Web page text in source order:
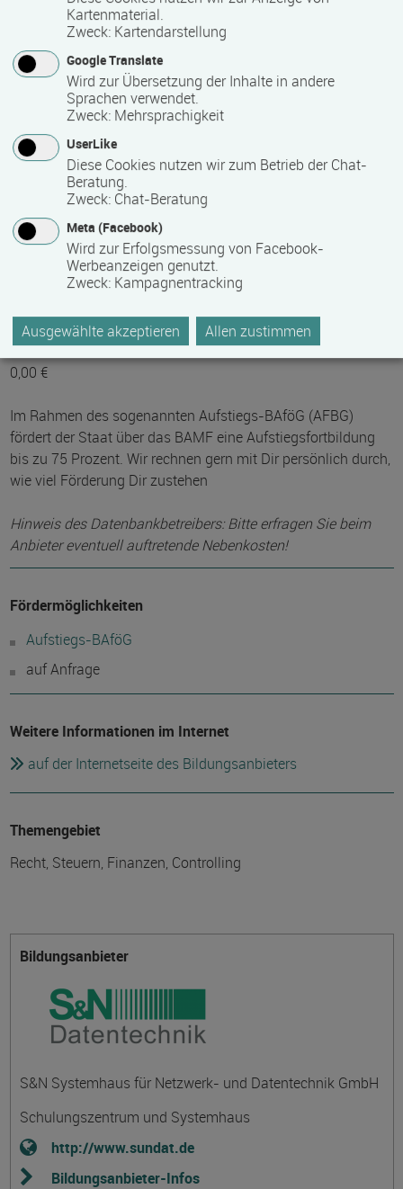
Bemerkungen zum Termin
Termin auf Anfrage
Mindest­teilnehmer­anzahl
Maximale Teilnehmerzahl
Teilnahmegebühr
0,00 €
Im Rahmen des sogenannten Aufstiegs-BAföG (AFBG)
fördert der Staat über das BAMF eine Aufstiegsfortbildung
bis zu 75 Prozent. Wir rechnen gern mit Dir persönlich durch,
wie viel Förderung Dir zustehen
Hinweis des Datenbankbetreibers: Bitte erfragen Sie beim
Anbieter eventuell auftretende Nebenkosten!
Fördermöglichkeiten
Aufstiegs-BAföG
auf Anfrage
Weitere Informationen im Internet
auf der Internetseite des Bildungsanbieters
Themengebiet
Recht, Steuern, Finanzen, Controlling
Bildungsanbieter
S&N Systemhaus für Netzwerk- und Datentechnik GmbH
Schulungszentrum und Systemhaus
http://www.sundat.de
Bildungsanbieter-Infos
Kartenmaterial.
Zweck: Kartendarstellung
Google Translate
Wird zur Übersetzung der Inhalte in andere
Sprachen verwendet.
Zweck: Mehrsprachigkeit
UserLike
Diese Cookies nutzen wir zum Betrieb der Chat-
Beratung.
Zweck: Chat-Beratung
Meta (Facebook)
Wird zur Erfolgsmessung von Facebook-
Werbeanzeigen genutzt.
Zweck: Kampagnentracking
Ausgewählte akzeptieren Allen zustimmen